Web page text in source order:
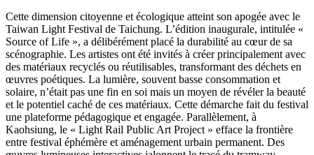
Cette dimension citoyenne et écologique atteint son apogée avec le
Taiwan Light Festival de Taichung. L’édition inaugurale, intitulée «
Source of Life », a délibérément placé la durabilité au cœur de sa
scénographie. Les artistes ont été invités à créer principalement avec
des matériaux recyclés ou réutilisables, transformant des déchets en
œuvres poétiques. La lumière, souvent basse consommation et
solaire, n’était pas une fin en soi mais un moyen de révéler la beauté
et le potentiel caché de ces matériaux. Cette démarche fait du festival
une plateforme pédagogique et engagée. Parallèlement, à
Kaohsiung, le « Light Rail Public Art Project » efface la frontière
entre festival éphémère et aménagement urbain permanent. Des